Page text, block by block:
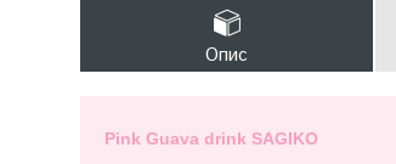
Опис
Pink Guava drink SAGIKO